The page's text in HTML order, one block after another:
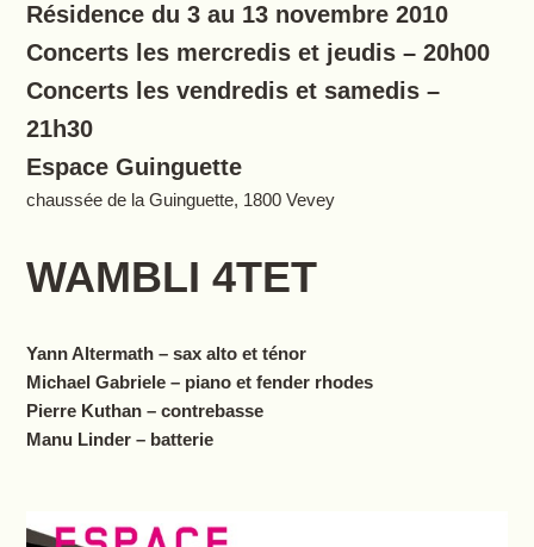
Résidence du 3 au 13 novembre 2010
Concerts les mercredis et jeudis – 20h00
Concerts les vendredis et samedis –
21h30
Espace Guinguette
chaussée de la Guinguette, 1800 Vevey
WAMBLI 4TET
Yann Altermath – sax alto et ténor
Michael Gabriele – piano et fender rhodes
Pierre Kuthan – contrebasse
Manu Linder – batterie